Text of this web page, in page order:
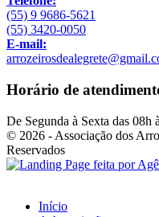
(55) 9 9686-5621
(55) 3420-0050
E-mail:
Horário de
De Segunda à Sexta das 08h
© 2026 - Associação dos
Reservados
Início